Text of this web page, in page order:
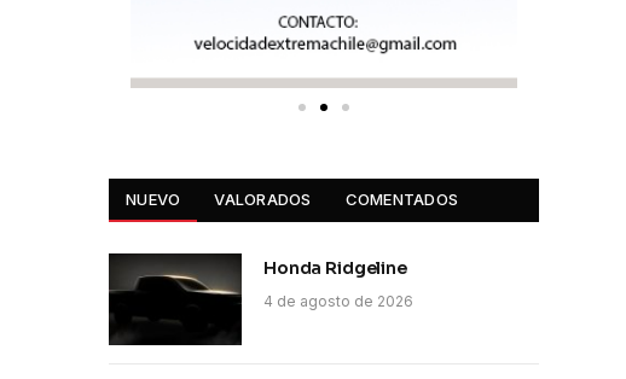
NUEVO VALORADOS COMENTADOS
Honda Ridgeline
4 de agosto de 2026